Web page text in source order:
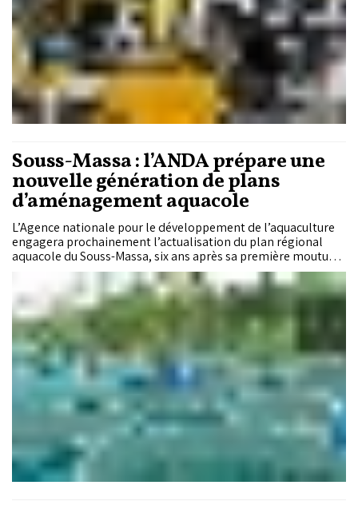
Souss-Massa : l’ANDA prépare une
nouvelle génération de plans
d’aménagement aquacole
L’Agence nationale pour le développement de l’aquaculture
engagera prochainement l’actualisation du plan régional
aquacole du Souss-Massa, six ans après sa première mouture.
Objectif : ajuster la cartographie des sites propices à la
lumière du nouveau cadre légal de l’aquaculture marine et
des évolutions constatées sur le terrain, tout en dessinant les
contours d’un futur projet de structures aquacoles en mer.